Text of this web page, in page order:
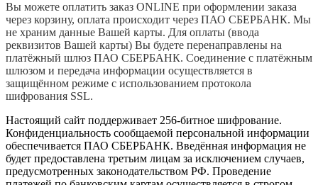
Вы можете оплатить заказ ONLINE при оформлении заказа
через корзину, оплата происходит через ПАО СБЕРБАНК. Мы
не храним данные Вашей карты. Для оплаты (ввода
реквизитов Вашей карты) Вы будете перенаправлены на
платёжный шлюз ПАО СБЕРБАНК. Соединение с платёжным
шлюзом и передача информации осуществляется в
защищённом режиме с использованием протокола
шифрования SSL.
Настоящий сайт поддерживает 256-битное шифрование.
Конфиденциальность сообщаемой персональной информации
обеспечивается ПАО СБЕРБАНК. Введённая информация не
будет предоставлена третьим лицам за исключением случаев,
предусмотренных законодательством РФ. Проведение